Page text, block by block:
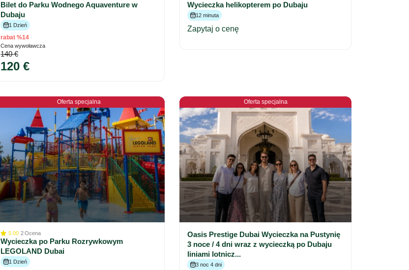
Bilet do Parku Wodnego Aquaventure w
Dubaju
1 Dzień
rabat %14
Cena wywoławcza
140 €
120 €
Wycieczka helikopterem po Dubaju
12 minuta
Zapytaj o cenę
Oferta specjalna
5.00 2Ocena
Wycieczka po Parku Rozrywkowym
LEGOLAND Dubai
1 Dzień
Oferta specjalna
Oasis Prestige Dubai Wycieczka na Pustynię
3 noce / 4 dni wraz z wycieczką po Dubaju
liniami lotnicz...
3 noc 4 dni